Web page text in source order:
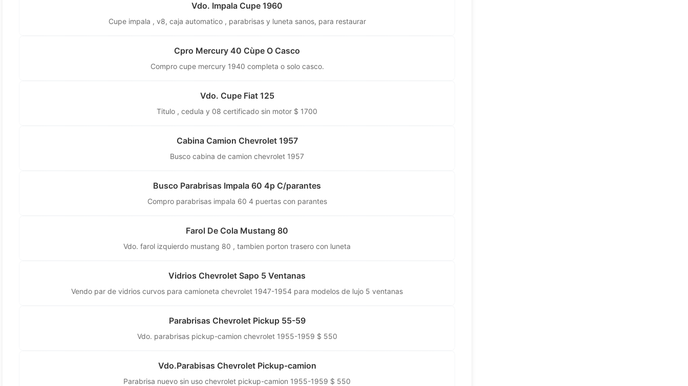
Vdo. Impala Cupe 1960
Cupe impala , v8, caja automatico , parabrisas y luneta sanos, para restaurar
Cpro Mercury 40 Cùpe O Casco
Compro cupe mercury 1940 completa o solo casco.
Vdo. Cupe Fiat 125
Titulo , cedula y 08 certificado sin motor $ 1700
Cabina Camion Chevrolet 1957
Busco cabina de camion chevrolet 1957
Busco Parabrisas Impala 60 4p C/parantes
Compro parabrisas impala 60 4 puertas con parantes
Farol De Cola Mustang 80
Vdo. farol izquierdo mustang 80 , tambien porton trasero con luneta
Vidrios Chevrolet Sapo 5 Ventanas
Vendo par de vidrios curvos para camioneta chevrolet 1947-1954 para modelos de lujo 5 ventanas
Parabrisas Chevrolet Pickup 55-59
Vdo. parabrisas pickup-camion chevrolet 1955-1959 $ 550
Vdo.Parabisas Chevrolet Pickup-camion
Parabrisa nuevo sin uso chevrolet pickup-camion 1955-1959 $ 550